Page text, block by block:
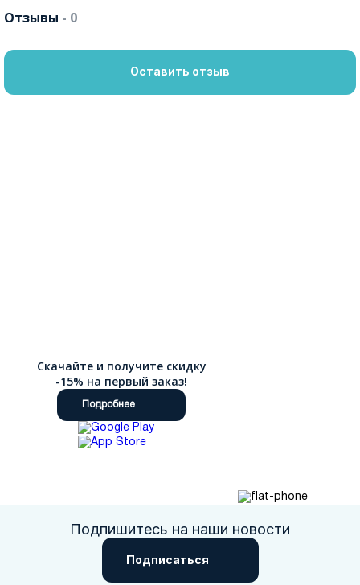
Отзывы - 0
Оставить отзыв
Скачайте и получите скидку
-15% на первый заказ!
Подробнее
Подпишитесь на наши новости
Подписаться